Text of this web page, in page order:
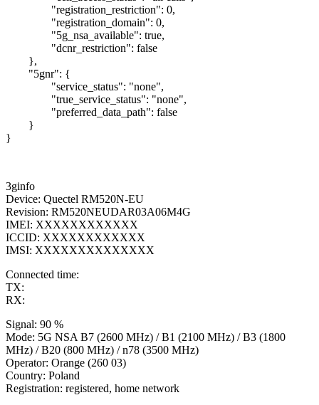
"registration_restriction": 0,
"registration_domain": 0,
"5g_nsa_available": true,
"dcnr_restriction": false
},
"5gnr": {
"service_status": "none",
"true_service_status": "none",
"preferred_data_path": false
}
}
3ginfo
Device: Quectel RM520N-EU
Revision: RM520NEUDAR03A06M4G
IMEI: XXXXXXXXXXXX
ICCID: XXXXXXXXXXXX
IMSI: XXXXXXXXXXXXXX
Connected time:
TX:
RX:
Signal: 90 %
Mode: 5G NSA B7 (2600 MHz) / B1 (2100 MHz) / B3 (1800
MHz) / B20 (800 MHz) / n78 (3500 MHz)
Operator: Orange (260 03)
Country: Poland
Registration: registered, home network